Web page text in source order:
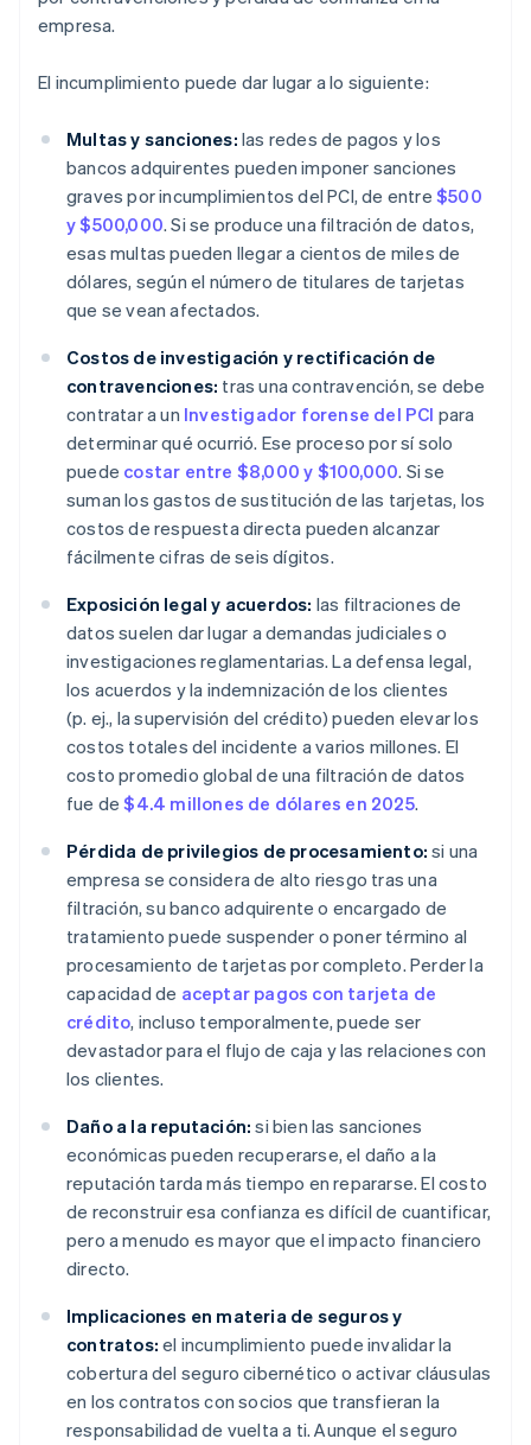
empresa.
El incumplimiento puede dar lugar a lo siguiente:
Multas y sanciones: las redes de pagos y los
bancos adquirentes pueden imponer sanciones
graves por incumplimientos del PCI, de entre$500
y $500,000. Si se produce una filtración de datos,
esas multas pueden llegar a cientos de miles de
dólares, según el número de titulares de tarjetas
que se vean afectados.
Costos de investigación y rectificación de
contravenciones: tras una contravención, se debe
contratar a un Investigador forense del PCI para
determinar qué ocurrió. Ese proceso por sí solo
puede costar entre $8,000 y $100,000. Si se
suman los gastos de sustitución de las tarjetas, los
costos de respuesta directa pueden alcanzar
fácilmente cifras de seis dígitos.
Exposición legal y acuerdos: las filtraciones de
datos suelen dar lugar a demandas judiciales o
investigaciones reglamentarias. La defensa legal,
los acuerdos y la indemnización de los clientes
(p. ej., la supervisión del crédito) pueden elevar los
costos totales del incidente a varios millones. El
costo promedio global de una filtración de datos
fue de$4.4 millones de dólares en 2025.
Pérdida de privilegios de procesamiento: si una
empresa se considera de alto riesgo tras una
filtración, su banco adquirente o encargado de
tratamiento puede suspender o poner término al
procesamiento de tarjetas por completo. Perder la
capacidad de aceptar pagos con tarjeta de
crédito, incluso temporalmente, puede ser
devastador para el flujo de caja y las relaciones con
los clientes.
Daño a la reputación: si bien las sanciones
económicas pueden recuperarse, el daño a la
reputación tarda más tiempo en repararse. El costo
de reconstruir esa confianza es difícil de cuantificar,
pero a menudo es mayor que el impacto financiero
directo.
Implicaciones en materia de seguros y
contratos: el incumplimiento puede invalidar la
cobertura del seguro cibernético o activar cláusulas
en los contratos con socios que transfieran la
responsabilidad de vuelta a ti. Aunque el seguro